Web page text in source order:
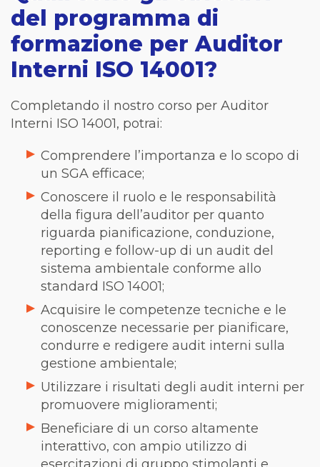
del programma di
formazione per Auditor
Interni ISO 14001?
Completando il nostro corso per Auditor
Interni ISO 14001, potrai:
Comprendere l’importanza e lo scopo di
un SGA efficace;
Conoscere il ruolo e le responsabilità
della figura dell’auditor per quanto
riguarda pianificazione, conduzione,
reporting e follow-up di un audit del
sistema ambientale conforme allo
standard ISO 14001;
Acquisire le competenze tecniche e le
conoscenze necessarie per pianificare,
condurre e redigere audit interni sulla
gestione ambientale;
Utilizzare i risultati degli audit interni per
promuovere miglioramenti;
Beneficiare di un corso altamente
interattivo, con ampio utilizzo di